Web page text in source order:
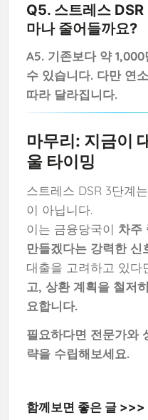
Q5. 스트레스
마나 줄어들까요?
A5. 기존보다 약
수 있습니다. 다만 연
따라 달라집니다.
마무리: 지금이
울 타이밍
스트레스 DSR 3단계
이 아닙니다.
이는 금융당국이 차주
만들겠다는 강력한 신
대출을 고려하고 있다
고, 상환 계획을 철저
요합니다.
필요하다면 전문가와
략을 수립해보세요.
함께보면 좋은 글 >>>